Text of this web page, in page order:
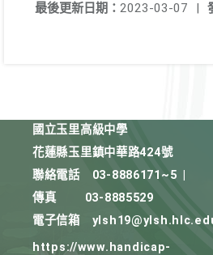
最後更新日期： 2023-03-07
|
國立玉里高級中學
花蓮縣玉里鎮中華路424號
聯絡電話
03-8886171~5
傳真
03-8885529
電子信箱
https://www.handicap-